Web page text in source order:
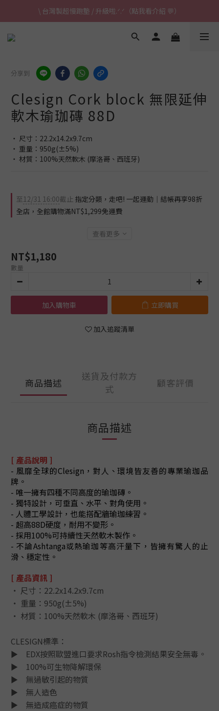
\ 台灣製超慢跑墊 / 升級啦.ᐟ.ᐟ（點我看介紹 💬）
\ 台灣製超慢跑墊 / 升級啦.ᐟ.ᐟ（點我看介紹 💬）
✈ 港澳免運｜滿HK$1,239免運 (指定商品)
分享到
Clesign Cork block 無限延伸
軟木瑜珈磚 88D
‧ 尺寸：22.2x14.2x9.7cm
‧ 重量：950g(±5%)
‧ 材質：100%天然軟木 (摩洛哥、西班牙)
至12/31 16:00截止 指定分類，走吧! 一起運動｜結帳再享98折
全店，全館購物滿NT$1,299免運費
查看更多
NT$1,180
數量
加入購物車 立即購買
加入追蹤清單
商品描述
送貨及付款方
式
顧客評價
商品描述
[ 產品說明 ]
- 風靡全球的Clesign，對人、環境皆友善的專業瑜珈品
牌。
- 唯一擁有四種不同高度的瑜珈磚。
- 獨特設計，可垂直、水平、對角使用。
- 人體工學設計，也能搭配牆瑜珈練習。
- 超高88D硬度，耐用不變形。
- 採用100%可持續性天然軟木製作。
- 不論Ashtanga或熱瑜珈等高汗量下，皆擁有驚人的止
滑、穩定性。
[ 產品資訊 ]
‧ 尺寸：22.2x14.2x9.7cm
‧ 重量：950g(±5%)
‧ 材質：100%天然軟木 (摩洛哥、西班牙)
CLESIGN標準：
►
EDX按照歐盟進口要求Rosh指令檢測結果安全無毒。
► 100%可生物降解環保
► 無過敏引起的物質
► 無人造色
► 無造成癌症的物質